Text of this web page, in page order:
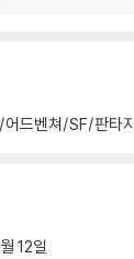
어드벤쳐/SF/판타지
12일